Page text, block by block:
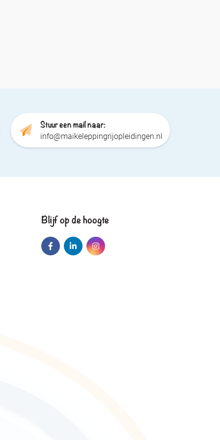
Stuur een mail naar:
info@maikeleppingrijopleidingen.nl
Blijf op de hoogte